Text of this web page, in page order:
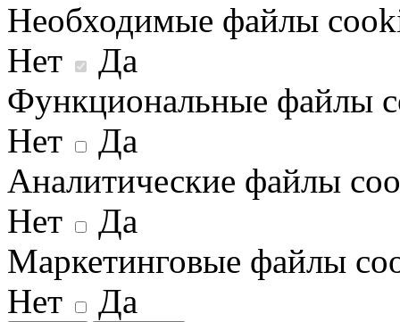
Необходимые файлы
Нет
Да
Функциональные файлы
Нет
Да
Аналитические файлы
Нет
Да
Маркетинговые файлы
Нет
Да